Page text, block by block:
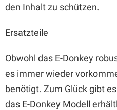
den Inhalt zu schützen.
Ersatzteile
Obwohl das E-Donkey
es immer wieder
benötigt. Zum Glück gibt
das E-Donkey Modell